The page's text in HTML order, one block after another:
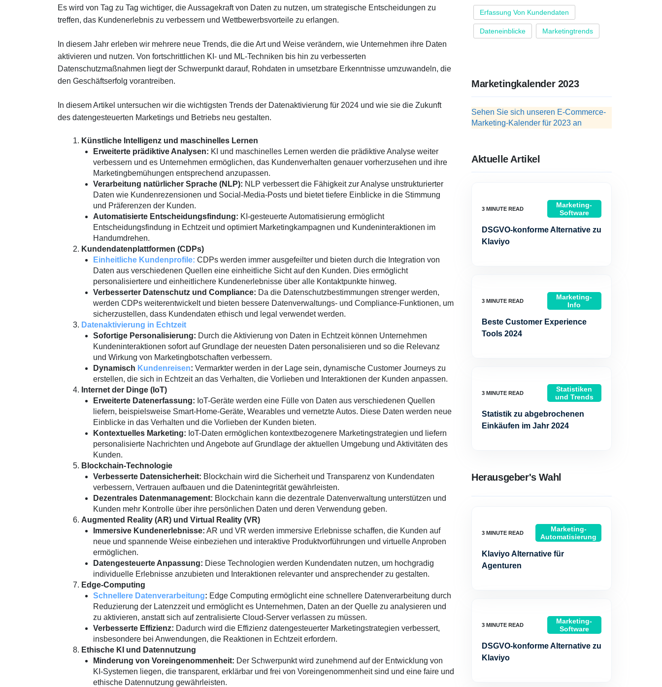
Es wird von Tag zu Tag wichtiger, die Aussagekraft von Daten zu nutzen, um strategische Entscheidungen zu
treffen, das Kundenerlebnis zu verbessern und Wettbewerbsvorteile zu erlangen.
In diesem Jahr erleben wir mehrere neue Trends, die die Art und Weise verändern, wie Unternehmen ihre Daten
aktivieren und nutzen. Von fortschrittlichen KI- und ML-Techniken bis hin zu verbesserten
Datenschutzmaßnahmen liegt der Schwerpunkt darauf, Rohdaten in umsetzbare Erkenntnisse umzuwandeln, die
den Geschäftserfolg vorantreiben.
In diesem Artikel untersuchen wir die wichtigsten Trends der Datenaktivierung für 2024 und wie sie die Zukunft
des datengesteuerten Marketings und Betriebs neu gestalten.
Künstliche Intelligenz und maschinelles Lernen
Erweiterte prädiktive Analysen: KI und maschinelles Lernen werden die prädiktive Analyse weiter
verbessern und es Unternehmen ermöglichen, das Kundenverhalten genauer vorherzusehen und ihre
Marketingbemühungen entsprechend anzupassen.
Verarbeitung natürlicher Sprache (NLP): NLP verbessert die Fähigkeit zur Analyse unstrukturierter
Daten wie Kundenrezensionen und Social-Media-Posts und bietet tiefere Einblicke in die Stimmung
und Präferenzen der Kunden.
Automatisierte Entscheidungsfindung: KI-gesteuerte Automatisierung ermöglicht
Entscheidungsfindung in Echtzeit und optimiert Marketingkampagnen und Kundeninteraktionen im
Handumdrehen.
Kundendatenplattformen (CDPs)
Einheitliche Kundenprofile: CDPs werden immer ausgefeilter und bieten durch die Integration von
Daten aus verschiedenen Quellen eine einheitliche Sicht auf den Kunden. Dies ermöglicht
personalisiertere und einheitlichere Kundenerlebnisse über alle Kontaktpunkte hinweg.
Verbesserter Datenschutz und Compliance: Da die Datenschutzbestimmungen strenger werden,
werden CDPs weiterentwickelt und bieten bessere Datenverwaltungs- und Compliance-Funktionen, um
sicherzustellen, dass Kundendaten ethisch und legal verwendet werden.
Datenaktivierung in Echtzeit
Sofortige Personalisierung: Durch die Aktivierung von Daten in Echtzeit können Unternehmen
Kundeninteraktionen sofort auf Grundlage der neuesten Daten personalisieren und so die Relevanz
und Wirkung von Marketingbotschaften verbessern.
Dynamisch Kundenreisen: Vermarkter werden in der Lage sein, dynamische Customer Journeys zu
erstellen, die sich in Echtzeit an das Verhalten, die Vorlieben und Interaktionen der Kunden anpassen.
Internet der Dinge (IoT)
Erweiterte Datenerfassung: IoT-Geräte werden eine Fülle von Daten aus verschiedenen Quellen
liefern, beispielsweise Smart-Home-Geräte, Wearables und vernetzte Autos. Diese Daten werden neue
Einblicke in das Verhalten und die Vorlieben der Kunden bieten.
Kontextuelles Marketing: IoT-Daten ermöglichen kontextbezogenere Marketingstrategien und liefern
personalisierte Nachrichten und Angebote auf Grundlage der aktuellen Umgebung und Aktivitäten des
Kunden.
Blockchain-Technologie
Verbesserte Datensicherheit: Blockchain wird die Sicherheit und Transparenz von Kundendaten
verbessern, Vertrauen aufbauen und die Datenintegrität gewährleisten.
Dezentrales Datenmanagement: Blockchain kann die dezentrale Datenverwaltung unterstützen und
Kunden mehr Kontrolle über ihre persönlichen Daten und deren Verwendung geben.
Augmented Reality (AR) und Virtual Reality (VR)
Immersive Kundenerlebnisse: AR und VR werden immersive Erlebnisse schaffen, die Kunden auf
neue und spannende Weise einbeziehen und interaktive Produktvorführungen und virtuelle Anproben
ermöglichen.
Datengesteuerte Anpassung: Diese Technologien werden Kundendaten nutzen, um hochgradig
individuelle Erlebnisse anzubieten und Interaktionen relevanter und ansprechender zu gestalten.
Edge-Computing
Schnellere Datenverarbeitung: Edge Computing ermöglicht eine schnellere Datenverarbeitung durch
Reduzierung der Latenzzeit und ermöglicht es Unternehmen, Daten an der Quelle zu analysieren und
zu aktivieren, anstatt sich auf zentralisierte Cloud-Server verlassen zu müssen.
Verbesserte Effizienz: Dadurch wird die Effizienz datengesteuerter Marketingstrategien verbessert,
insbesondere bei Anwendungen, die Reaktionen in Echtzeit erfordern.
Ethische KI und Datennutzung
Minderung von Voreingenommenheit: Der Schwerpunkt wird zunehmend auf der Entwicklung von
KI-Systemen liegen, die transparent, erklärbar und frei von Voreingenommenheit sind und eine faire und
ethische Datennutzung gewährleisten.
Erfassung Von Kundendaten
Dateneinblicke Marketingtrends
Marketingkalender 2023
Sehen Sie sich unseren E-Commerce-
Marketing-Kalender für 2023 an
Aktuelle Artikel
Marketing-
Software
DSGVO-konforme Alternative zu
Klaviyo
Marketing-
Info
Beste Customer Experience
Tools 2024
Statistiken
und Trends
Statistik zu abgebrochenen
Einkäufen im Jahr 2024
Herausgeber's Wahl
Marketing-
Automatisierung
Klaviyo Alternative für
Agenturen
Marketing-
Software
DSGVO-konforme Alternative zu
Klaviyo